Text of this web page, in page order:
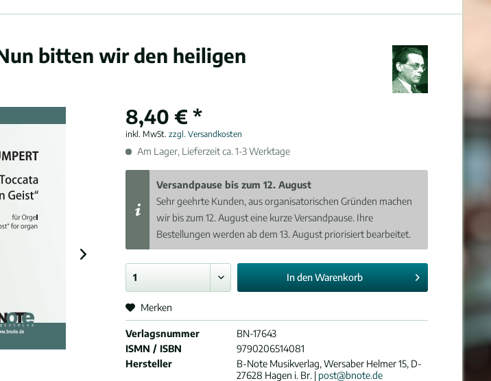
bitten wir den heiligen
8,40 € *
inkl. MwSt.zzgl. Versandkosten
Am Lager, Lieferzeit ca. 1-3 Werktage
Versandpause bis zum 12. August
Sehr geehrte Kunden, aus organisatorischen Gründen machen
wir bis zum 12. August eine kurze Versandpause. Ihre
Bestellungen werden ab dem 13. August priorisiert bearbeitet.
In denWarenkorb
Merken
Verlagsnummer
BN-17643
ISMN / ISBN
9790206514081
Hersteller
B-Note Musikverlag, Wersaber Helmer 15, D-
27628 Hagen i. Br. | post@bnote.de